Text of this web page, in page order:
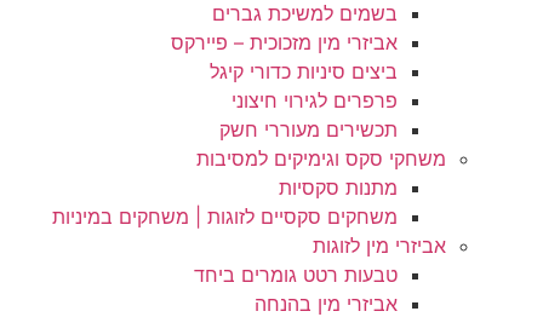
בשמים למשיכת גברים
אביזרי מין מזכוכית – פיירקס
ביצים סיניות כדורי קיגל
פרפרים לגירוי חיצוני
תכשירים מעוררי חשק
משחקי סקס וגימיקים למסיבות
מתנות סקסיות
משחקים סקסיים לזוגות | משחקים במיניות
אביזרי מין לזוגות
טבעות רטט גומרים ביחד
אביזרי מין בהנחה